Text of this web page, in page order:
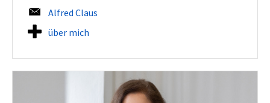
Alfred Claus
über mich